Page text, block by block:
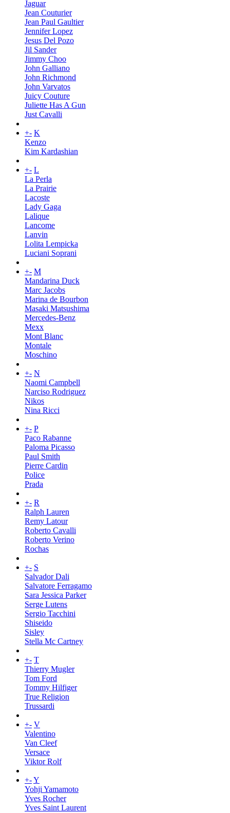
Jaguar
Jean Couturier
Jean Paul Gaultier
Jennifer Lopez
Jesus Del Pozo
Jil Sander
Jimmy Choo
John Galliano
John Richmond
John Varvatos
Juicy Couture
Juliette Has A Gun
Just Cavalli
+- K
Kenzo
Kim Kardashian
+- L
La Perla
La Prairie
Lacoste
Lady Gaga
Lalique
Lancome
Lanvin
Lolita Lempicka
Luciani Soprani
+- M
Mandarina Duck
Marc Jacobs
Marina de Bourbon
Masaki Matsushima
Mercedes-Benz
Mexx
Mont Blanc
Montale
Moschino
+- N
Naomi Campbell
Narciso Rodriguez
Nikos
Nina Ricci
+- P
Paco Rabanne
Paloma Picasso
Paul Smith
Pierre Cardin
Police
Prada
+- R
Ralph Lauren
Remy Latour
Roberto Cavalli
Roberto Verino
Rochas
+- S
Salvador Dali
Salvatore Ferragamo
Sara Jessica Parker
Serge Lutens
Sergio Tacchini
Shiseido
Sisley
Stella Mc Cartney
+- T
Thierry Mugler
Tom Ford
Tommy Hilfiger
True Religion
Trussardi
+- V
Valentino
Van Cleef
Versace
Viktor Rolf
+-Y
Yohji Yamamoto
Yves Rocher
Yves Saint Laurent